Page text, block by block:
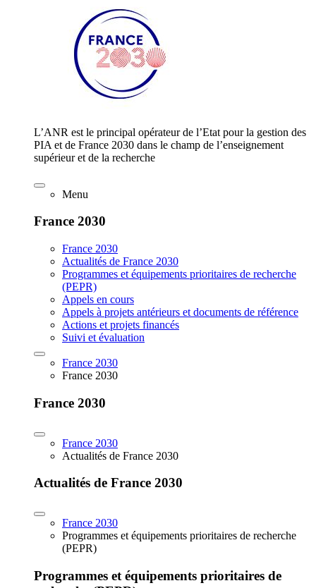
L’ANR est le principal opérateur de l’Etat pour la gestion des
PIA et de France 2030 dans le champ de l’enseignement
supérieur et de la recherche
Menu
France 2030
France 2030
Actualités de France 2030
Programmes et équipements prioritaires de recherche
(PEPR)
Appels en cours
Appels à projets antérieurs et documents de référence
Actions et projets financés
Suivi et évaluation
France 2030
France 2030
France 2030
France 2030
Actualités de France 2030
Actualités de France 2030
France 2030
Programmes et équipements prioritaires de recherche
(PEPR)
Programmes et équipements prioritaires de